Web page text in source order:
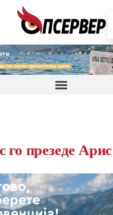
го презеде Арис